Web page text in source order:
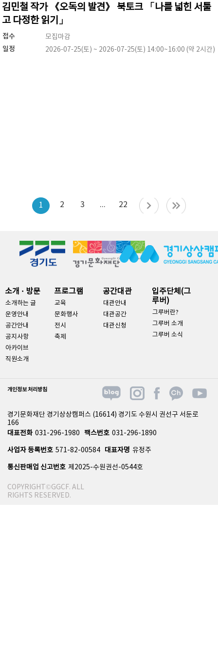
김민철 작가 《오독의 발견》 북토크 「나를 넓힌 서툴
고 다정한 읽기」
접수 모집마감
일정 2026-07-25(토) ~ 2026-07-25(토) 14:00~16:00 (약 2시간)
1 2 3 ... 22
소개 · 방문
소개하는 글
운영안내
공간안내
공지사항
아카이브
직원소개
프로그램
교육
문화행사
전시
축제
공간대관
대관안내
대관공간
대관신청
입주단체(그
루버)
그루버란?
그루버 소개
그루버 소식
개인정보 처리방침
경기문화재단 경기상상캠퍼스 (16614) 경기도 수원시 권선구 서둔로
166
대표전화 031-296-1980 팩스번호 031-296-1890
사업자 등록번호 571-82-00584 대표자명 유정주
통신판매업 신고번호 제2025-수원권선-0544호
COPYRIGHT©GGCF. ALL
RIGHTS RESERVED.